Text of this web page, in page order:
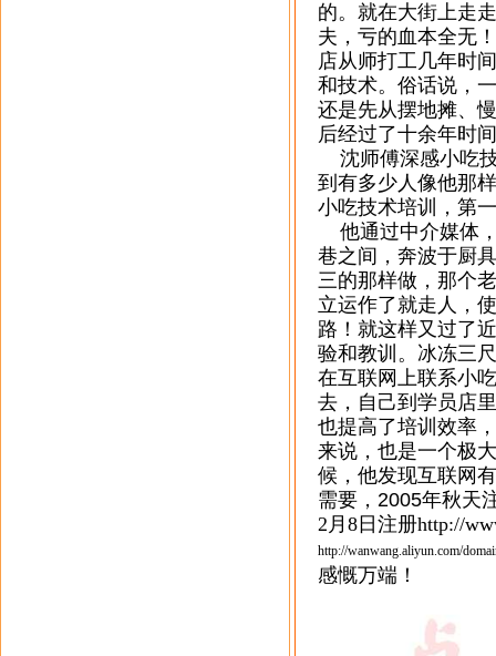
的。就在大街上走
夫，亏的血本全无
店从师打工几年时
和技术。俗话说，
还是先从摆地摊、
后经过了十余年时
沈师傅深感小吃
到有多少人像他那
小吃技术培训，第
他通过中介媒体
巷之间，奔波于厨
三的那样做，那个
立运作了就走人，
路！就这样又过了
验和教训。冰冻三
在互联网上联系小
去，自己到学员店
也提高了培训效率
来说，也是一个极
候，他发现互联网
需要， 2005年秋天
2月8日注册http://
http://wanwang.aliyun.com/
感慨万端！